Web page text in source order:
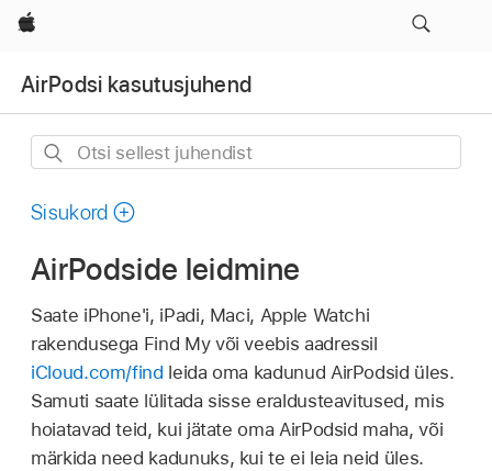
Apple
AirPodsi kasutusjuhend
Otsi
juhendist
Sisukord
AirPodside leidmine
Saate iPhone'i, iPadi, Maci, Apple Watchi
rakendusega Find My või veebis aadressil
iCloud.com/find leida oma kadunud AirPodsid üles.
Samuti saate lülitada sisse eraldusteavitused, mis
hoiatavad teid, kui jätate oma AirPodsid maha, või
märkida need kadunuks, kui te ei leia neid üles.